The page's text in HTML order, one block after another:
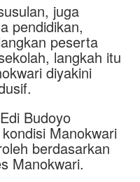
juga
pendidikan,
peserta
langkah itu
diyakini
Budoyo
Manokwari
berdasarkan
Manokwari.